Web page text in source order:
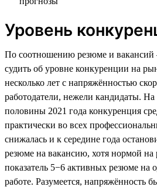
Уровень
По соотношению резюме и
судить об уровне конкуренции на
несколько лет с напряжённостью
работодатели, нежели кандидаты.
половины 2021 года конкуренция
практически во всех
снижалась и к середине года
резюме на вакансию, хотя нормой на
показатель 5−6 активных резюме на
работе. Разумеется, напряжённость